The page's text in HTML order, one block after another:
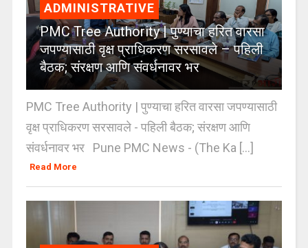
ADMINISTRATIVE
PMC Tree Authority | पुण्याचा हरित वारसा
जपण्यासाठी वृक्ष प्राधिकरण सरसावले – पहिली
बैठक; संरक्षण आणि संवर्धनावर भर
PMC Tree Authority | पुण्याचा हरित वारसा जपण्यासाठी
वृक्ष प्राधिकरण सरसावले - पहिली बैठक; संरक्षण आणि
संवर्धनावर भर Pune PMC News - (The Ka [...]
Read More